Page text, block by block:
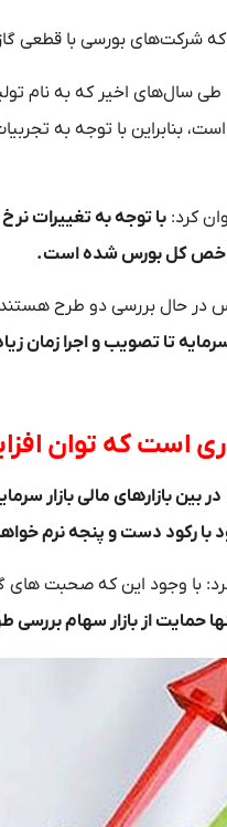
شرکت‌های بورسی با قطعی
طی سال‌های اخیر که به نام
بنابراین با توجه به
کرد: با توجه به تغییرات
شاخص کل بورس شده است.
در حال بررسی دو طرح
تا تصویب و اجرا زمان
است که توان
در بین بازار‌های مالی بازار
زود با رکود دست و پنجه نرم
با وجود این که صحبت های
حمایت از بازار سهام